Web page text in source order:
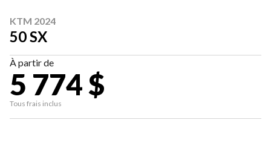
KTM 2024
50 SX
À partir de
5 774 $
Tous frais inclus